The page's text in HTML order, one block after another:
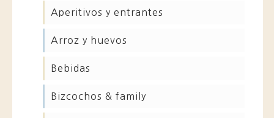
aperitivos y entrantes
arroz y huevos
bebidas
bizcochos & family